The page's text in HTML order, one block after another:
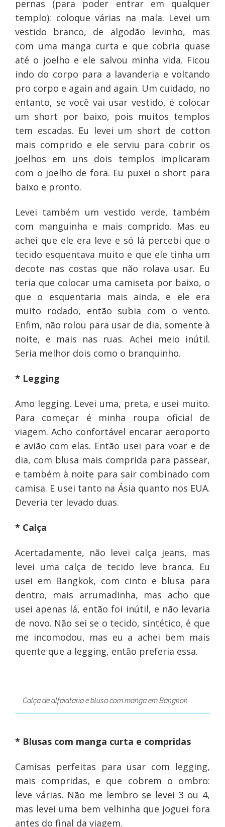
pernas (para poder entrar em qualquer
templo): coloque várias na mala. Levei um
vestido branco, de algodão levinho, mas
com uma manga curta e que cobria quase
até o joelho e ele salvou minha vida. Ficou
indo do corpo para a lavanderia e voltando
pro corpo e again and again. Um cuidado, no
entanto, se você vai usar vestido, é colocar
um short por baixo, pois muitos templos
tem escadas. Eu levei um short de cotton
mais comprido e ele serviu para cobrir os
joelhos em uns dois templos implicaram
com o joelho de fora. Eu puxei o short para
baixo e pronto.
Levei também um vestido verde, também
com manguinha e mais comprido. Mas eu
achei que ele era leve e só lá percebi que o
tecido esquentava muito e que ele tinha um
decote nas costas que não rolava usar. Eu
teria que colocar uma camiseta por baixo, o
que o esquentaria mais ainda, e ele era
muito rodado, então subia com o vento.
Enfim, não rolou para usar de dia, somente à
noite, e mais nas ruas. Achei meio inútil.
Seria melhor dois como o branquinho.
* Legging
Amo legging. Levei uma, preta, e usei muito.
Para começar é minha roupa oficial de
viagem. Acho confortável encarar aeroporto
e avião com elas. Então usei para voar e de
dia, com blusa mais comprida para passear,
e também à noite para sair combinado com
camisa. E usei tanto na Ásia quanto nos EUA.
Deveria ter levado duas.
* Calça
Acertadamente, não levei calça jeans, mas
levei uma calça de tecido leve branca. Eu
usei em Bangkok, com cinto e blusa para
dentro, mais arrumadinha, mas acho que
usei apenas lá, então foi inútil, e não levaria
de novo. Não sei se o tecido, sintético, é que
me incomodou, mas eu a achei bem mais
quente que a legging, então preferia essa.
Calça de alfaiataria e blusa com manga em Bangkok
* Blusas com manga curta e compridas
Camisas perfeitas para usar com legging,
mais compridas, e que cobrem o ombro:
leve várias. Não me lembro se levei 3 ou 4,
mas levei uma bem velhinha que joguei fora
antes do final da viagem.